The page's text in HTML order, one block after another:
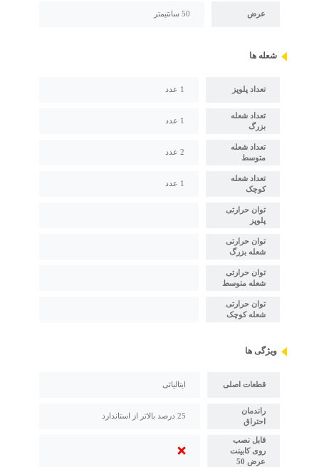
عرض 50 سانتیمتر
شعله ها
تعداد پلوپز 1 عدد
تعداد شعله
بزرگ
1 عدد
تعداد شعله
متوسط
2 عدد
تعداد شعله
کوچک
1 عدد
توان حرارتی
پلوپز
توان حرارتی
شعله بزرگ
توان حرارتی
شعله متوسط
توان حرارتی
شعله کوچک
ویژگی ها
قطعات اصلی ایتالیائی
راندمان
احتراق
25 درصد بالاتر از استاندارد
قابل نصب
روی کابینت
عرض 50